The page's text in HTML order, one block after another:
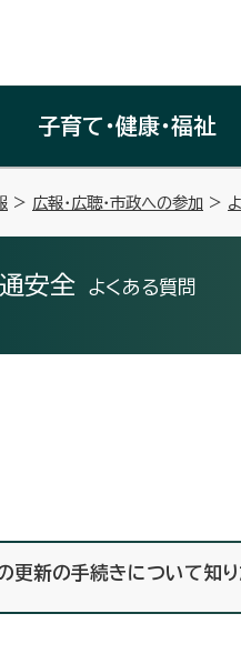
子育て・健康・福祉
> 広報・広聴・市政への参加 >
通安全 よくある質問
更新の手続きについて知り